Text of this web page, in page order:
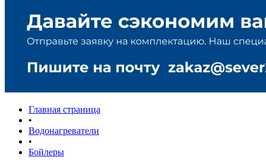
Главная страница
•
Водонагреватели
•
Бойлеры